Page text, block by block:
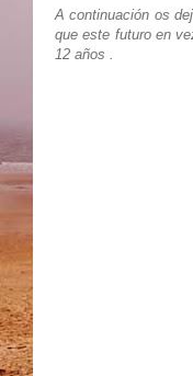
A continuación os
que este futuro en
12 años .